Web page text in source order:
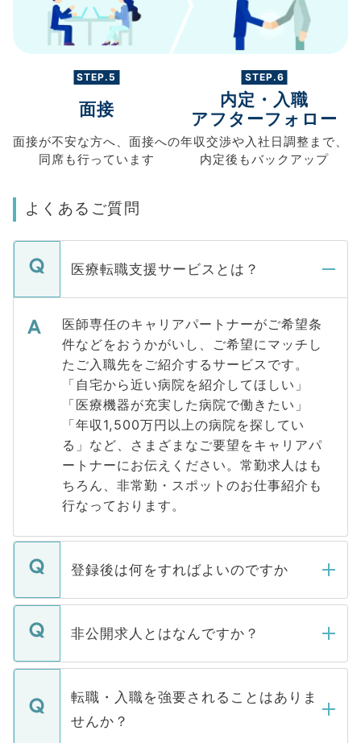
STEP.5
面接
面接が不安な方へ、 面接への
同席も行っています
STEP.6
内定・入職
アフターフォロー
年収交渉や入社日調整まで、
内定後もバックアップ
よくあるご質問
医療転職支援サービスとは？
医師専任のキャリアパートナーがご希望条
件などをおうかがいし、ご希望にマッチし
たご入職先をご紹介するサービスです。
「自宅から近い病院を紹介してほしい」
「医療機器が充実した病院で働きたい」
「年収1,500万円以上の病院を探してい
る」など、さまざまなご要望をキャリアパ
ートナーにお伝えください。常勤求人はも
ちろん、非常勤・スポットのお仕事紹介も
行なっております。
登録後は何をすればよいのですか
ご登録いただきましたら、弊社担当者がご
登録内容を確認し、その後メールもしくは
ます。通常、5営業日以内にはご連絡をせて
いただきますので、しばらくお待ちくださ
非公開求人とはなんですか？
マイナビDOCTORで取り扱っている求人の
うち約3割は、Webサイトからご覧いただ
けない「非公開求人」です。非公開求人は
下記の理由によって、一般には公開してい
転職・入職を強要されることはありま
せんか？